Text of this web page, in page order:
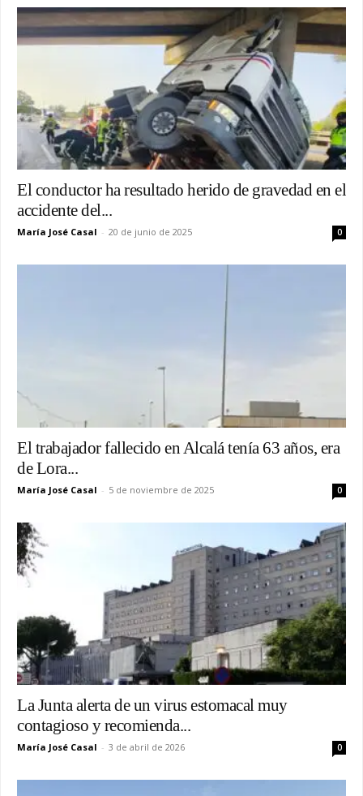
El conductor ha resultado herido de gravedad en el
accidente del...
María José Casal - 20 de junio de 2025 0
El trabajador fallecido en Alcalá tenía 63 años, era
de Lora...
María José Casal - 5 de noviembre de 2025 0
La Junta alerta de un virus estomacal muy
contagioso y recomienda...
María José Casal - 3 de abril de 2026 0